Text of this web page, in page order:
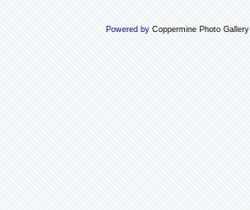
Powered by Coppermine Photo Gallery